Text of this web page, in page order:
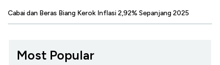
Cabai dan Beras Biang Kerok Inflasi 2,92% Sepanjang 2025
Most Popular